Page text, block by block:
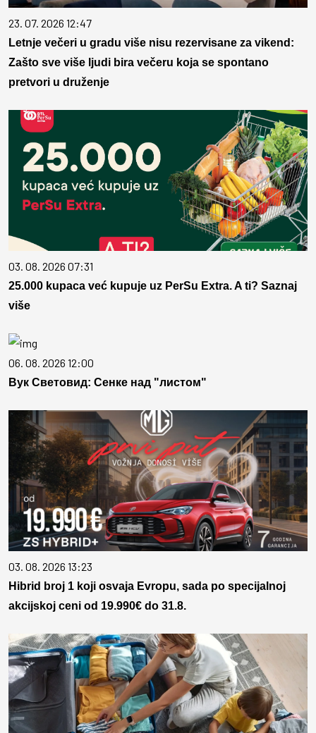
23. 07. 2026 12:47
Letnje večeri u gradu više nisu rezervisane za vikend:
Zašto sve više ljudi bira večeru koja se spontano
pretvori u druženje
03. 08. 2026 07:31
25.000 kupaca već kupuje uz PerSu Extra. A ti? Saznaj
više
06. 08. 2026 12:00
Вук Световид: Сенке над "листом"
03. 08. 2026 13:23
Hibrid broj 1 koji osvaja Evropu, sada po specijalnoj
akcijskoj ceni od 19.990€ do 31.8.